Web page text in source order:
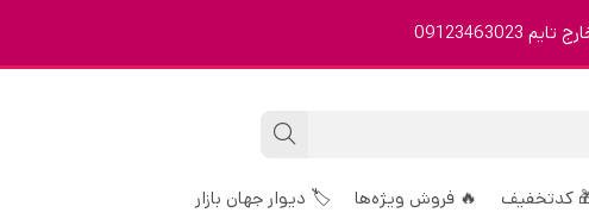
کدتخفیف 🔥 فروش ویژه‌ها 🏷️ دیوار جهان بازار